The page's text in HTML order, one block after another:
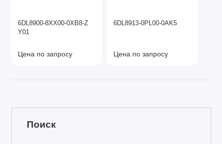
6DL8900-8XX00-0XB8-Z
Y01
Цена по запросу
6DL8913-0PL00-0AK5
Цена по запросу
Поиск